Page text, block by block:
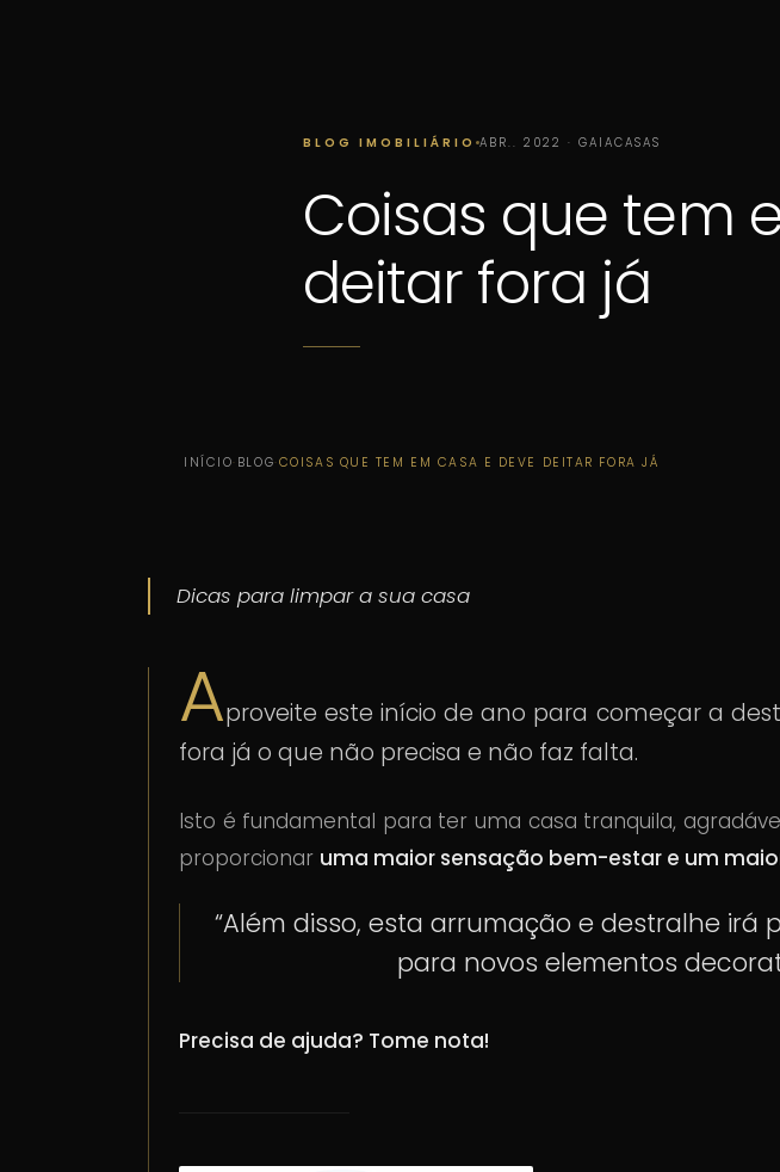
BLOG IMOBILIÁRIO ABR.. 2022 · GAIACASAS
Coisas que tem
deitar fora já
INÍCIO· BLOG·COISAS QUE TEM EM CASA E DEVE DEITAR FORA JÁ
Dicas para limpar a sua casa
Aproveite este início de ano para começar a
fora já o que não precisa e não faz falta.
Isto é fundamental para ter uma casa tranquila,
proporcionar uma maior sensação bem-estar e um
“Além disso, esta arrumação e destralhe irá
para novos elementos
Precisa de ajuda? Tome nota!